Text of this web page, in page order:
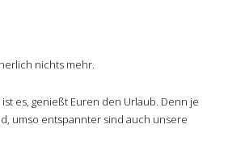
nichts mehr.
es, genießt Euren den Urlaub. Denn je
umso entspannter sind auch unsere